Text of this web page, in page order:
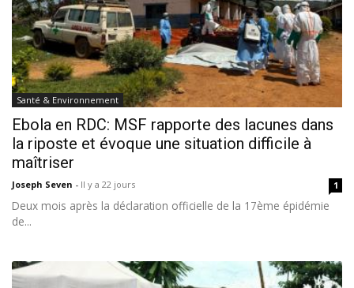
Santé & Environnement
Ebola en RDC: MSF rapporte des lacunes dans
la riposte et évoque une situation difficile à
maîtriser
Joseph Seven - Il y a 22 jours 1
Deux mois après la déclaration officielle de la 17ème épidémie
de...